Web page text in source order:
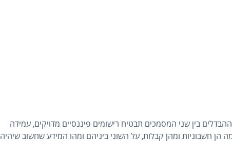
בין שני המסמכים תבטיח רישומים פיננסיים מדויקים, עמידה
חשבוניות ומהן קבלות, על השוני ביניהם ומהו המידע שחשוב שיהיה